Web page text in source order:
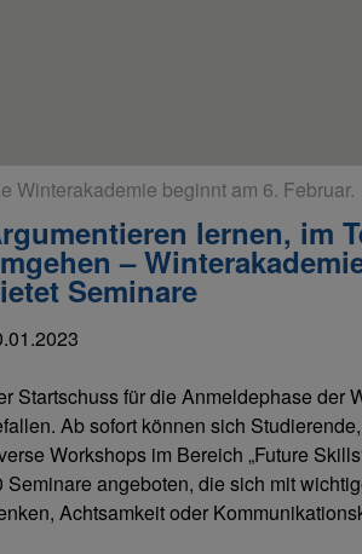
Winterakademie beginnt am 6. Februar.
lernen, im
–
Seminare
Startschuss für die Anmeldephase der
Ab sofort können sich
Workshops im Bereich „Future
Seminare angeboten, die sich mit
Achtsamkeit oder